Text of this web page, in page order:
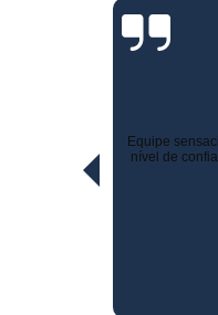
Quando
pelo suporte!
técnico tomou